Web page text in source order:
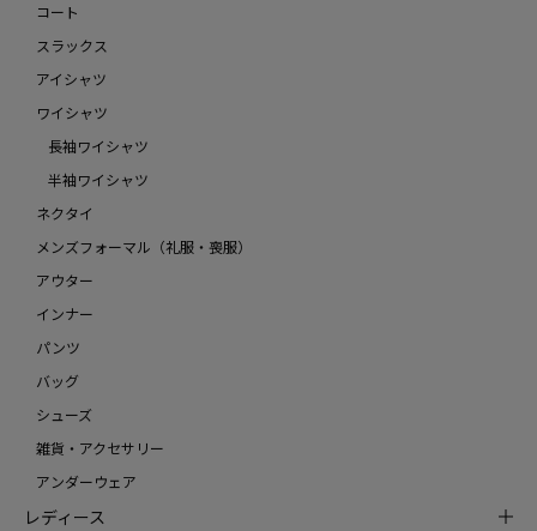
コート
スラックス
アイシャツ
ワイシャツ
長袖ワイシャツ
半袖ワイシャツ
ネクタイ
メンズフォーマル（礼服・喪服）
アウター
インナー
パンツ
バッグ
シューズ
雑貨・アクセサリー
アンダーウェア
レディース